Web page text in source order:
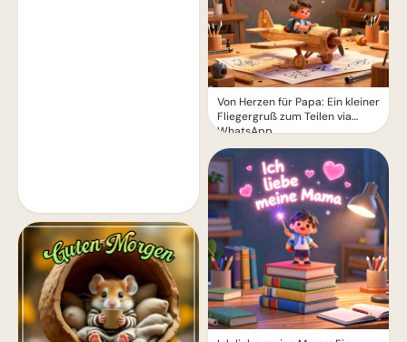
Von Herzen für Papa: Ein kleiner
Fliegergruß zum Teilen via
WhatsApp